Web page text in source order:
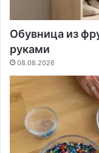
Обувница из
руками
08.08.2026